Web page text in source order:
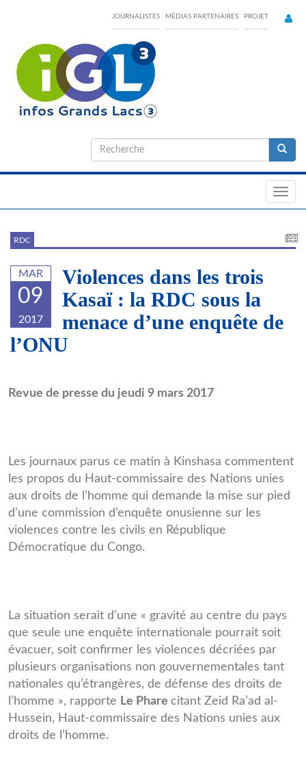
content
JOURNALISTES MÉDIAS PARTENAIRES PROJET
Formulaire
de
RDC
MAR
09
2017
Violences dans les trois
Kasaï : la RDC sous la
menace d’une enquête de
l’ONU
DHONU.jpg
Revue de presse du jeudi 9 mars 2017
Les journaux parus ce matin à Kinshasa commentent
les propos du Haut-commissaire des Nations unies
aux droits de l’homme qui demande la mise sur pied
d’une commission d’enquête onusienne sur les
violences contre les civils en République
Démocratique du Congo.
La situation serait d’une « gravité au centre du pays
que seule une enquête internationale pourrait soit
évacuer, soit confirmer les violences décriées par
plusieurs organisations non gouvernementales tant
nationales qu’étrangères, de défense des droits de
l’homme », rapporte Le Phare citant Zeid Ra’ad al-
Hussein, Haut-commissaire des Nations unies aux
droits de l’homme.